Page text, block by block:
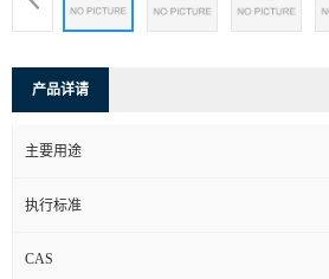
产品详请
主要用途
执行标准
CAS